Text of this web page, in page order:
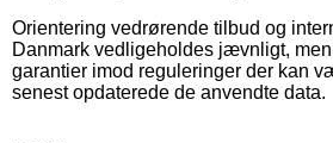
Orientering vedrørende tilbud og
Danmark vedligeholdes jævnligt,
garantier imod reguleringer der kan
senest opdaterede de anvendte data.